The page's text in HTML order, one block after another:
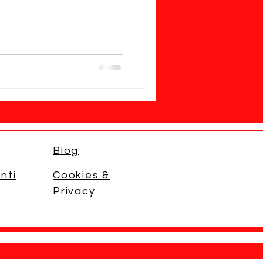
Blog
Cookies &
Privacy